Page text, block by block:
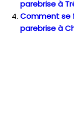
parebrise à
Comment se
parebrise à